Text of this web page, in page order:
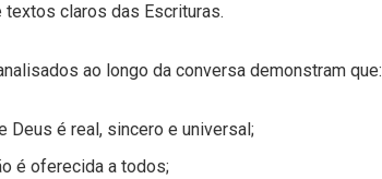
textos claros das Escrituras.
ao longo da conversa demonstram que:
Deus é real, sincero e universal;
é oferecida a todos;